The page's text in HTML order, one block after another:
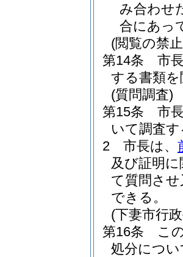
み合わせ
合にあっ
(閲覧の禁
第14条
市
する書類
(質問調査)
第15条
市
いて調査
2
市長は、
及び証明
て質問さ
できる。
(下妻市行
第16条
こ
処分につ